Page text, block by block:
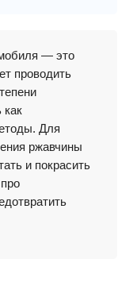
— это
проводить
как
Для
ржавчины
и покрасить